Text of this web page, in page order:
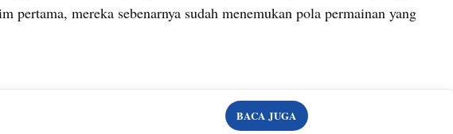
pertama, mereka sebenarnya sudah menemukan pola permainan yang
BACA JUGA